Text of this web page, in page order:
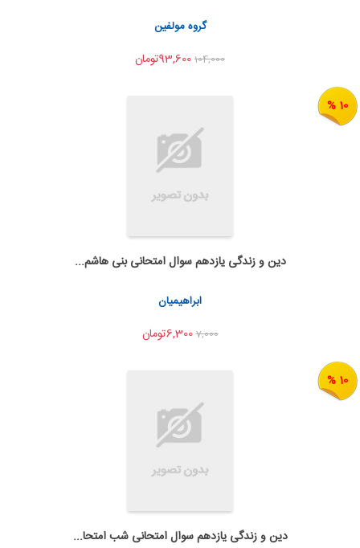
اشتراک گذاری
گروه مولفین
104,000
10 %
به من اطلاع بده
اشتراک گذاری
دین و زندگی یازدهم سوال امتحانی بنی هاشم...
ابراهیمیان
7,0006,300تومان
10 %
به من اطلاع بده
دین و زندگی یازدهم سوال امتحانی شب امتحا...